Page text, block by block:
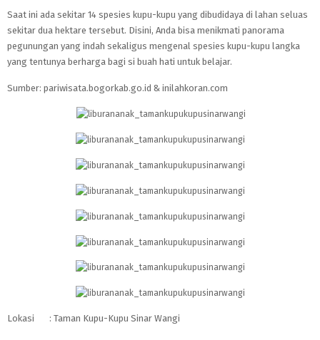
Saat ini ada sekitar 14 spesies kupu-kupu yang dibudidaya di lahan seluas
sekitar dua hektare tersebut. Disini, Anda bisa menikmati panorama
pegunungan yang indah sekaligus mengenal spesies kupu-kupu langka
yang tentunya berharga bagi si buah hati untuk belajar.
Sumber: pariwisata.bogorkab.go.id & inilahkoran.com
Lokasi : Taman Kupu-Kupu Sinar Wangi